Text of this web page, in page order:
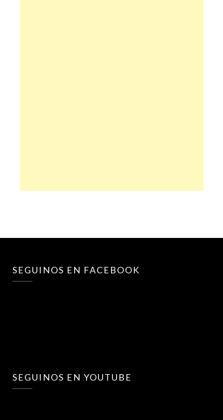
SEGUINOS EN FACEBOOK
SEGUINOS EN YOUTUBE